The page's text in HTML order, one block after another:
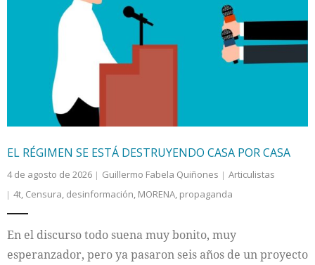
EL RÉGIMEN SE ESTÁ DESTRUYENDO CASA POR CASA
4 de agosto de 2026 Guillermo Fabela Quiñones
Articulistas
4t, Censura, desinformación, MORENA, propaganda
En el discurso todo suena muy bonito, muy
esperanzador, pero ya pasaron seis años de un proyecto